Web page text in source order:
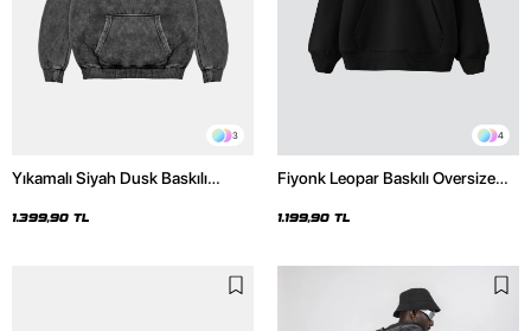
3
Yıkamalı Siyah Dusk Baskılı
1.399,90 TL
4
Fiyonk Leopar Baskılı Oversize
1.199,90 TL